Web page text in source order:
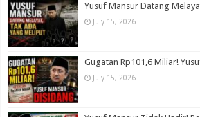
Yusuf Mansur Datang
July 15, 2026
Gugatan Rp101,6 Miliar!
July 15, 2026